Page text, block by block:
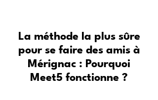
La méthode la plus sûre
pour se faire des amis à
Mérignac : Pourquoi
Meet5 fonctionne ?